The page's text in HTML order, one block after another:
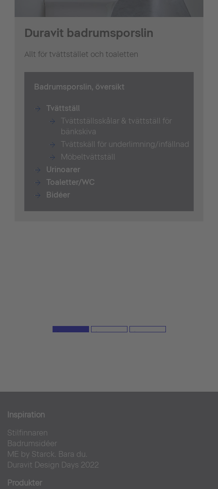
Duravit badrumsporslin
Allt för tvättstället och toaletten
Badrumsporslin, översikt
Tvättställ
Tvättställsskålar & tvättställ för
bänkskiva
Tvättskäll för underlimning/infällnad
Möbeltvättställ
Urinoarer
Toaletter/WC
Bidéer
Inspiration
Stilfinnaren
Badrumsidéer
ME by Starck. Bara du.
Duravit Design Days 2022
Produkter